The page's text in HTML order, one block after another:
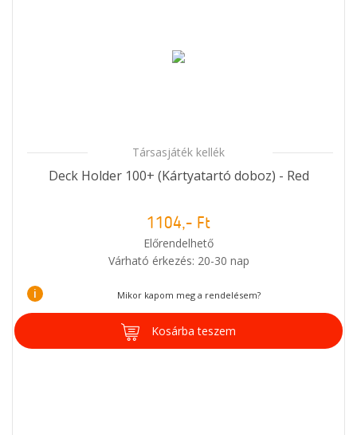
Társasjáték kellék
Deck Holder 100+ (Kártyatartó doboz) - Red
1104,- Ft
Előrendelhető
Várható érkezés: 20-30 nap
i Mikor kapom meg a rendelésem?
Kosárba teszem